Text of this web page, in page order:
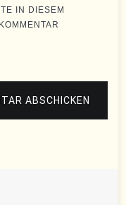
IN DIESEM
ABSCHICKEN